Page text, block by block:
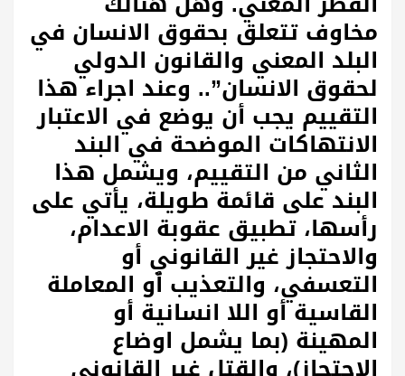
مخاوف تتعلق بحقوق الانسان في
البلد المعني والقانون الدولي
لحقوق الانسان”.. وعند اجراء هذا
التقييم يجب أن يوضع في الاعتبار
الانتهاكات الموضحة في البند
الثاني من التقييم، ويشمل هذا
البند على قائمة طويلة، يأتي على
رأسها، تطبيق عقوبة الاعدام،
والاحتجاز غير القانوني أو
التعسفي، والتعذيب أو المعاملة
القاسية أو اللا انسانية أو
المهينة (بما يشمل اوضاع